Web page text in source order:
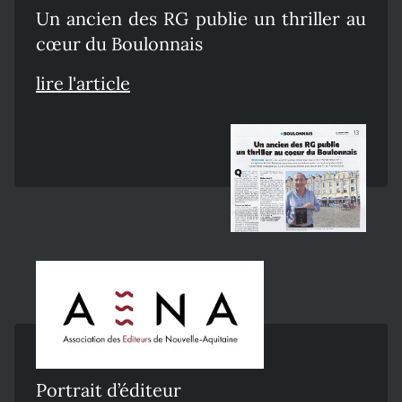
Un ancien des RG publie un thriller au
cœur du Boulonnais
lire l'article
Portrait d’éditeur